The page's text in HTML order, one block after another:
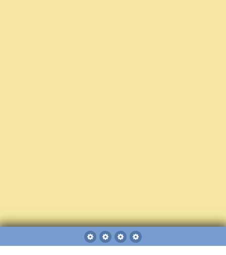
Sitemap
The
Gallery
Bookbinder’s
Tickets
Books
for